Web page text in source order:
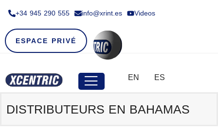
+34 945 290 555​ info@xrint.es Videos
ESPACE PRIVÉ
EN ES
DISTRIBUTEURS EN BAHAMAS